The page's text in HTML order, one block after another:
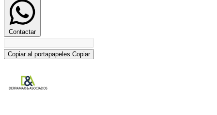
Contactar
Copiar al portapapeles Copiar